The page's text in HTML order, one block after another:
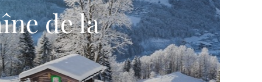
de la